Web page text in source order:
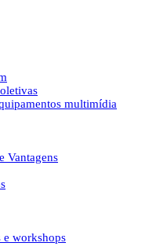
multimídia
Vantagens
e workshops